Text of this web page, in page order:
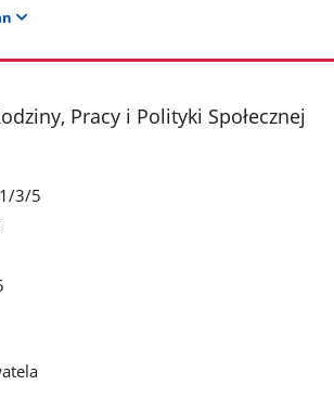
Pracy i Polityki Społecznej
3/5